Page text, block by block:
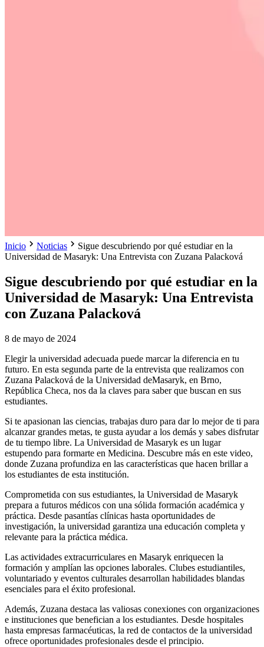
Inicio Noticias
Sigue descubriendo por qué estudiar en la
Universidad de Masaryk: Una Entrevista con Zuzana Palacková
Sigue descubriendo por qué estudiar en la
Universidad de Masaryk: Una Entrevista
con Zuzana Palacková
8 de mayo de 2024
Elegir la universidad adecuada puede marcar la diferencia en tu
futuro. En esta segunda parte de la entrevista que realizamos con
Zuzana Palacková de la Universidad deMasaryk, en Brno,
República Checa, nos da la claves para saber que buscan en sus
estudiantes.
Si te apasionan las ciencias, trabajas duro para dar lo mejor de ti para
alcanzar grandes metas, te gusta ayudar a los demás y sabes disfrutar
de tu tiempo libre. La Universidad de Masaryk es un lugar
estupendo para formarte en Medicina. Descubre más en este video,
donde Zuzana profundiza en las características que hacen brillar a
los estudiantes de esta institución.
Comprometida con sus estudiantes, la Universidad de Masaryk
prepara a futuros médicos con una sólida formación académica y
práctica. Desde pasantías clínicas hasta oportunidades de
investigación, la universidad garantiza una educación completa y
relevante para la práctica médica.
Las actividades extracurriculares en Masaryk enriquecen la
formación y amplían las opciones laborales. Clubes estudiantiles,
voluntariado y eventos culturales desarrollan habilidades blandas
esenciales para el éxito profesional.
Además, Zuzana destaca las valiosas conexiones con organizaciones
e instituciones que benefician a los estudiantes. Desde hospitales
hasta empresas farmacéuticas, la red de contactos de la universidad
ofrece oportunidades profesionales desde el principio.